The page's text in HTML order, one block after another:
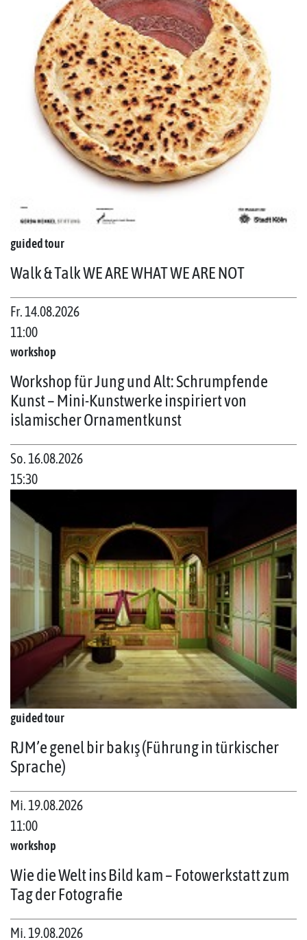
guided tour
Walk & Talk WE ARE WHAT WE ARE NOT
Fr. 14.08.2026
11:00
workshop
Workshop für Jung und Alt: Schrumpfende
Kunst – Mini-Kunstwerke inspiriert von
islamischer Ornamentkunst
So. 16.08.2026
15:30
guided tour
RJM’e genel bir bakış (Führung in türkischer
Sprache)
Mi. 19.08.2026
11:00
workshop
Wie die Welt ins Bild kam – Fotowerkstatt zum
Tag der Fotografie
Mi. 19.08.2026